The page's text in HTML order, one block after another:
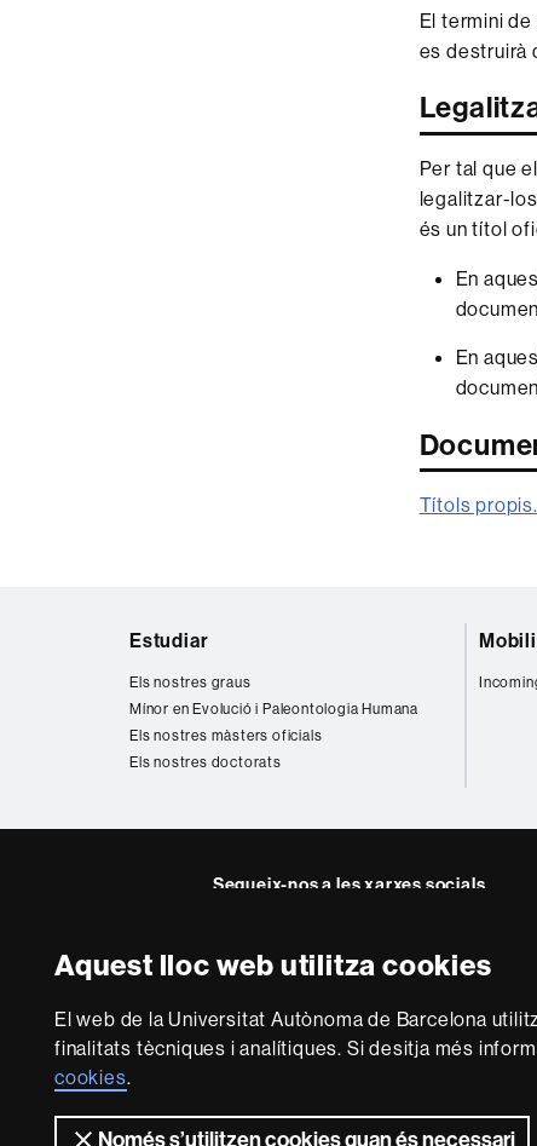
Aquest lloc web utilitza cookies
El web de la Universitat Autònoma de Barcelona
finalitats tècniques i analítiques. Si desitja més
cookies.
Només s’utilitzen cookies quan és necessari
El termini
es destruirà
Per tal que
legalitzar-
és un títol
En
En
Títols
Estudiar
Els nostres graus
Mínor en Evolució i Paleontologia Humana
Els nostres màsters oficials
Els nostres doctorats
Segueix-nos a les xarxes socials
Sobre
aquest
web